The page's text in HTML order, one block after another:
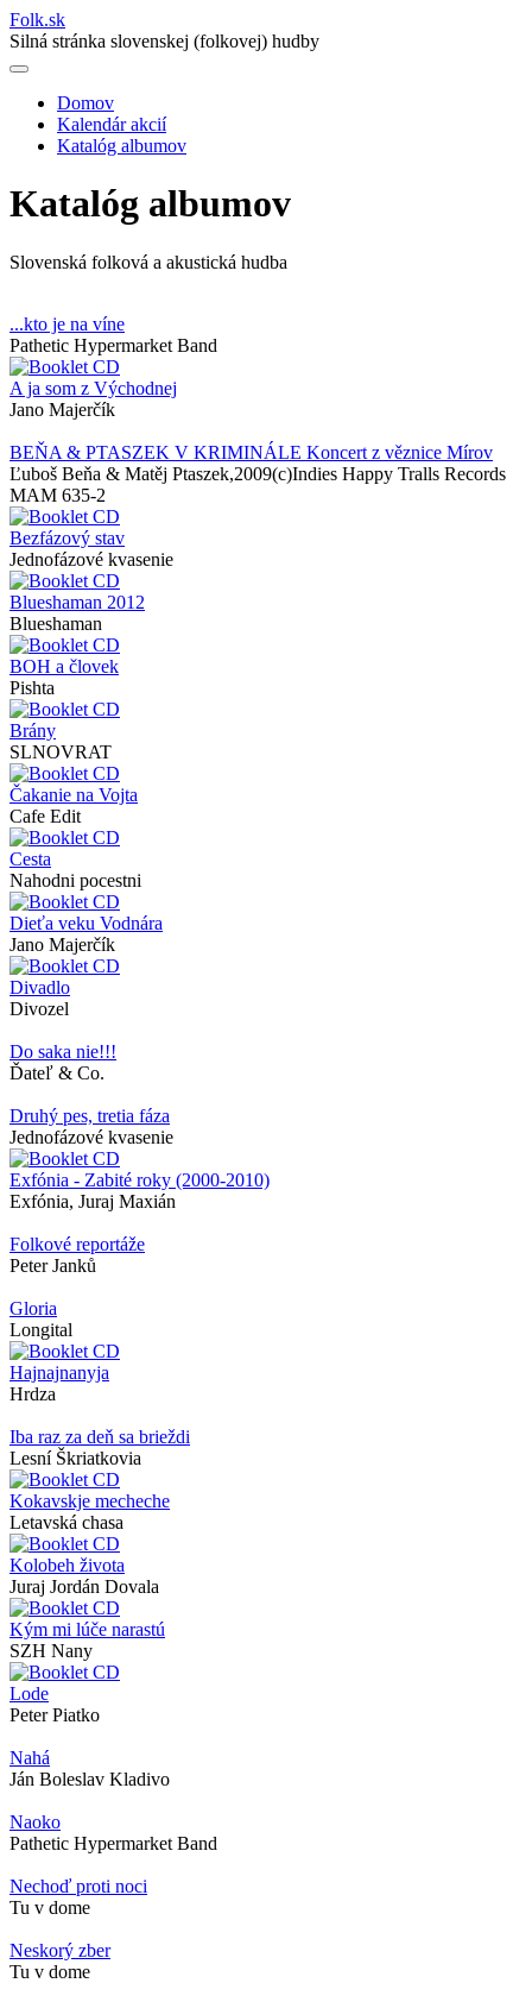
Folk.sk
Silná stránka slovenskej (folkovej) hudby
Main
navigation
Domov
Kalendár akcií
Katalóg albumov
Katalóg albumov
Slovenská folková a akustická hudba
...kto je na víne
Pathetic Hypermarket Band
A ja som z Východnej
Jano Majerčík
BEŇA & PTASZEK V KRIMINÁLE Koncert z věznice Mírov
Ľuboš Beňa & Matěj Ptaszek,2009(c)Indies Happy Tralls Records
MAM 635-2
Bezfázový stav
Jednofázové kvasenie
Blueshaman 2012
Blueshaman
BOH a človek
Pishta
Brány
SLNOVRAT
Čakanie na Vojta
Cafe Edit
Cesta
Nahodni pocestni
Dieťa veku Vodnára
Jano Majerčík
Divadlo
Divozel
Do saka nie!!!
Ďateľ & Co.
Druhý pes, tretia fáza
Jednofázové kvasenie
Exfónia - Zabité roky (2000-2010)
Exfónia, Juraj Maxián
Folkové reportáže
Peter Janků
Gloria
Longital
Hajnajnanyja
Hrdza
Iba raz za deň sa brieždi
Lesní Škriatkovia
Kokavskje mecheche
Letavská chasa
Kolobeh života
Juraj Jordán Dovala
Kým mi lúče narastú
SZH Nany
Lode
Peter Piatko
Nahá
Ján Boleslav Kladivo
Naoko
Pathetic Hypermarket Band
Nechoď proti noci
Tu v dome
Neskorý zber
Tu v dome